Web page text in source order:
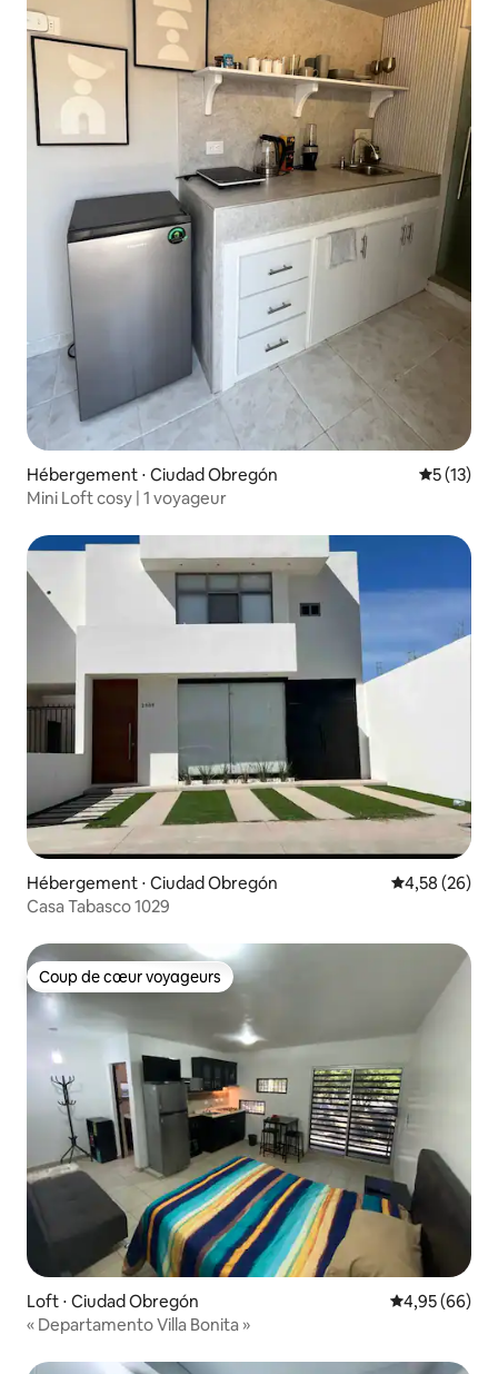
Hébergement ⋅ Ciudad Obregón
5 (13)
Mini Loft cosy | 1 voyageur
Hébergement ⋅ Ciudad Obregón Évaluation
4,58 (26)
Casa Tabasco 1029
Coup de cœur voyageurs
Coup de cœur voyageurs
Loft ⋅ Ciudad Obregón Évaluation
4,95 (66)
« Departamento Villa Bonita »